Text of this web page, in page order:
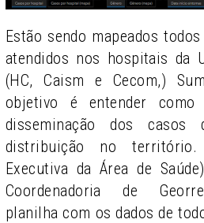
Estão sendo mapeados
atendidos nos hospitais da
(HC, Caism e Cecom,)
objetivo é entender como
disseminação dos
distribuição no
Executiva da Área de
Coordenadoria de
planilha com os dados de